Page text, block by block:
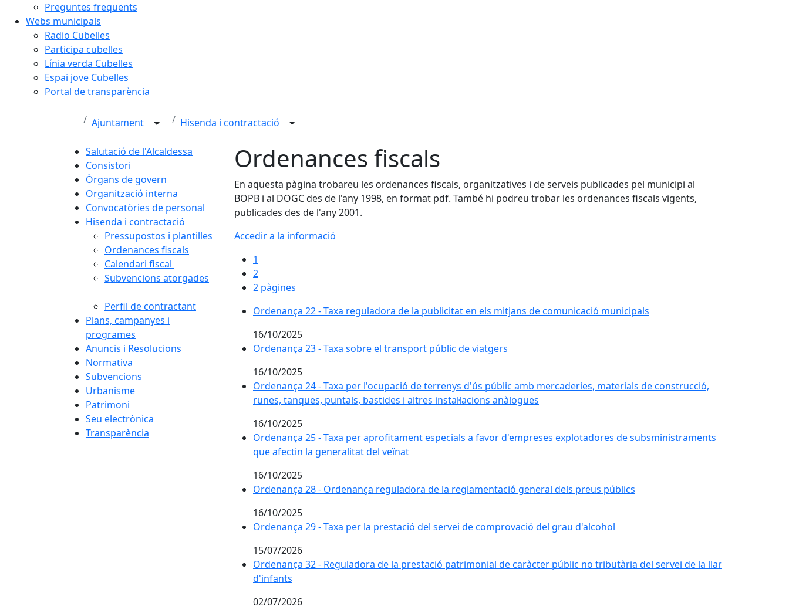
Preguntes freqüents
Webs municipals
Radio Cubelles
Participa cubelles
Línia verda Cubelles
Espai jove Cubelles
Portal de transparència
Ajuntament Hisenda i contractació
Salutació de l'Alcaldessa
Consistori
Òrgans de govern
Organització interna
Convocatòries de personal
Hisenda i contractació
Pressupostos i plantilles
Ordenances fiscals
Calendari fiscal
Subvencions atorgades
Perfil de contractant
Plans, campanyes i
programes
Anuncis i Resolucions
Normativa
Subvencions
Urbanisme
Patrimoni
Seu electrònica
Transparència
Ordenances fiscals
En aquesta pàgina trobareu les ordenances fiscals, organitzatives i de serveis publicades pel municipi al
BOPB i al DOGC des de l'any 1998, en format pdf. També hi podreu trobar les ordenances fiscals vigents,
publicades des de l'any 2001.
Accedir a la informació
1
2
2 pàgines
Ordenança 22 - Taxa reguladora de la publicitat en els mitjans de comunicació municipals
16/10/2025
Ordenança 23 - Taxa sobre el transport públic de viatgers
16/10/2025
Ordenança 24 - Taxa per l'ocupació de terrenys d'ús públic amb mercaderies, materials de construcció,
runes, tanques, puntals, bastides i altres instal·lacions anàlogues
16/10/2025
Ordenança 25 - Taxa per aprofitament especials a favor d'empreses explotadores de subsministraments
que afectin la generalitat del veïnat
16/10/2025
Ordenança 28 - Ordenança reguladora de la reglamentació general dels preus públics
16/10/2025
Ordenança 29 - Taxa per la prestació del servei de comprovació del grau d'alcohol
15/07/2026
Ordenança 32 - Reguladora de la prestació patrimonial de caràcter públic no tributària del servei de la llar
d'infants
02/07/2026